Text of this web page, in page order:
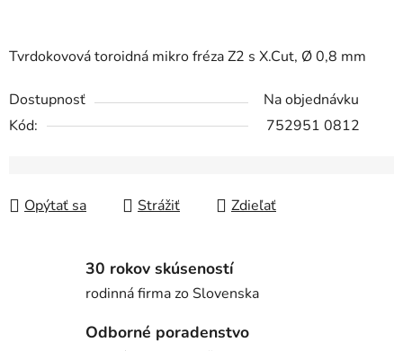
Tvrdokovová toroidná mikro fréza Z2 s X.Cut, Ø 0,8 mm
Dostupnosť
Na objednávku
Kód:
752951 0812
Opýtať sa Strážiť Zdieľať
30 rokov skúseností
rodinná firma zo Slovenska
Odborné poradenstvo